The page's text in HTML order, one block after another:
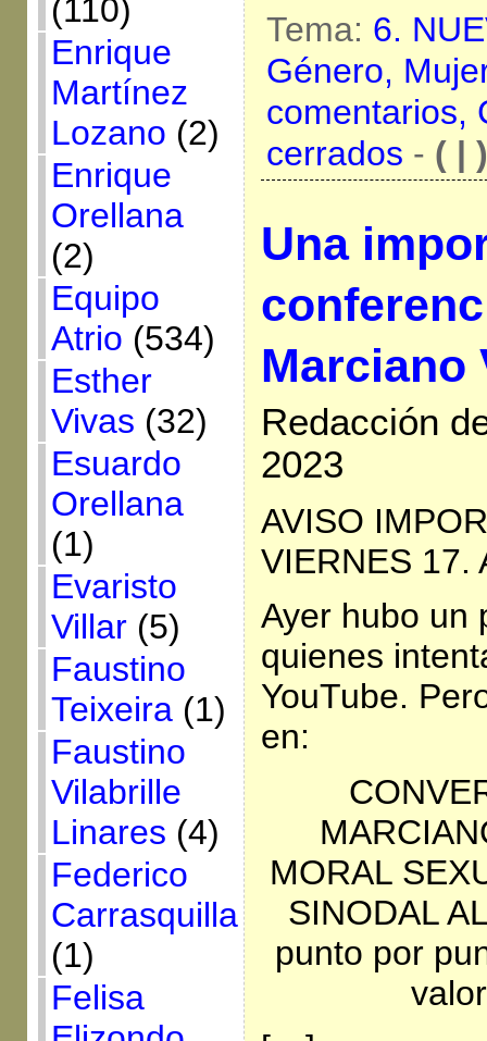
(110)
Enrique
Martínez
Lozano (2)
Enrique
Orellana
(2)
Equipo
Atrio (534)
Esther
Vivas (32)
Esuardo
Orellana
(1)
Evaristo
Villar(5)
Faustino
Teixeira(1)
Faustino
Vilabrille
Linares (4)
Federico
Carrasquilla
(1)
Felisa
Tema: 6.
Género,
comentarios,
cerrados - ( | )
Una
Marciano
Redacción
2023
AVISO
VIERNES 17.
Ayer hubo un
quienes
YouTube.
en:
MORAL
SINODAL
punto por